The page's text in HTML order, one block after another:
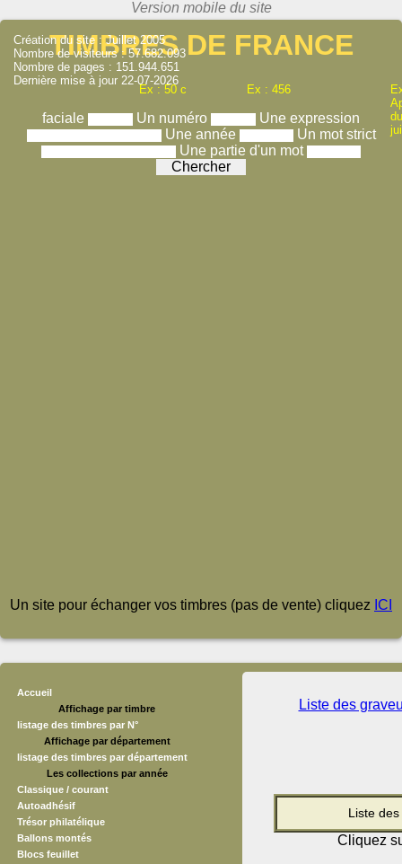
TIMBRES DE FRANCE
Ex : 50 c Ex : 456
faciale Un numéro
Une expression
Une année
Un mot strict
Une partie d'un mot
Création du site : Juillet 2005
Nombre de visiteurs : 57.682.093
Nombre de pages : 151.944.651
Dernière mise à jour 22-07-2026
Un site pour échanger vos timbres (pas de vente) cliquez ICI
Accueil
Affichage par timbre
listage des timbres par N°
Affichage par département
listage des timbres par département
Les collections par année
Classique / courant
Autoadhésif
Trésor philatélique
Ballons montés
Blocs feuillet
Liste des
Liste
Cliquez